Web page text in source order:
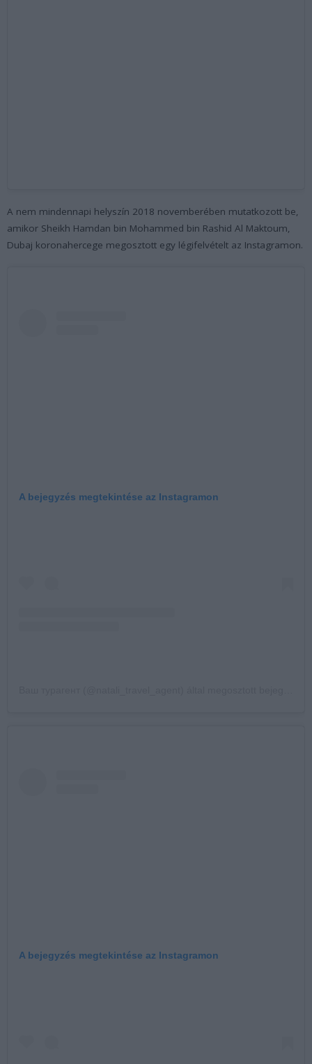
A nem mindennapi helyszín 2018 novemberében mutatkozott be,
amikor Sheikh Hamdan bin Mohammed bin Rashid Al Maktoum,
Dubaj koronahercege megosztott egy légifelvételt az Instagramon.
A bejegyzés megtekintése az Instagramon
A bejegyzés megtekintése az Instagramon